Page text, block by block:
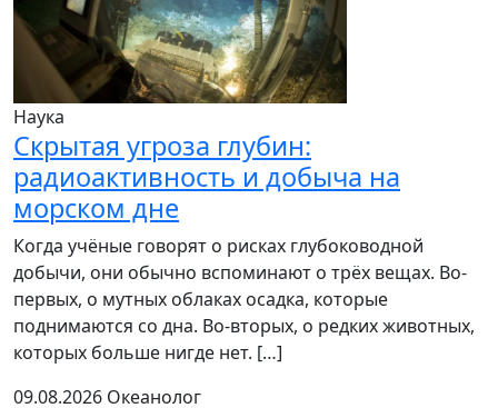
Наука
Скрытая угроза глубин:
радиоактивность и добыча на
морском дне
Когда учёные говорят о рисках глубоководной
добычи, они обычно вспоминают о трёх вещах. Во-
первых, о мутных облаках осадка, которые
поднимаются со дна. Во-вторых, о редких животных,
которых больше нигде нет. […]
09.08.2026 Океанолог